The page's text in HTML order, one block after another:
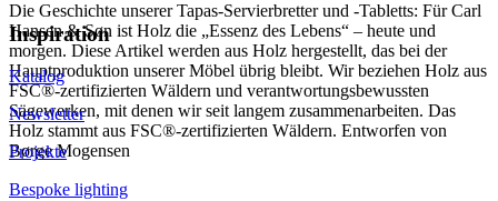
Die Geschichte unserer Tapas-Servierbretter und -Tabletts: Für Carl
Hansen & Søn ist Holz die „Essenz des Lebens“ – heute und
morgen. Diese Artikel werden aus Holz hergestellt, das bei der
Hauptproduktion unserer Möbel übrig bleibt. Wir beziehen Holz aus
FSC®-zertifizierten Wäldern und verantwortungsbewussten
Sägewerken, mit denen wir seit langem zusammenarbeiten. Das
Holz stammt aus FSC®-zertifizierten Wäldern. Entworfen von
Børge Mogensen
Inspiration
Katalog
Newsletter
Projekte
Bespoke lighting